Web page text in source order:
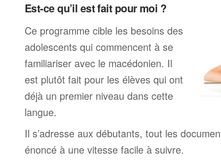
Est-ce qu’il est fait pour moi ?
Ce programme cible les besoins des
adolescents qui commencent à se
familiariser avec le macédonien. Il
est plutôt fait pour les élèves qui ont
déjà un premier niveau dans cette
langue.
Il s’adresse aux débutants, tout les
énoncé à une vitesse facile à suivre.